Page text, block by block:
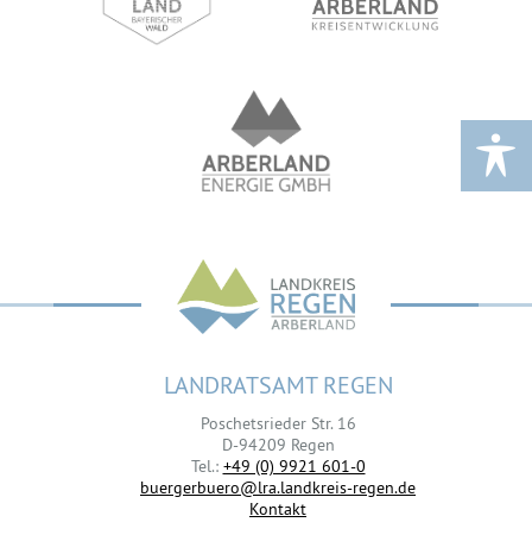
LANDRATSAMT REGEN
Poschetsrieder Str. 16
D-94209 Regen
Tel.: +49 (0) 9921 601-0
buergerbuero@lra.landkreis-regen.de
Kontakt